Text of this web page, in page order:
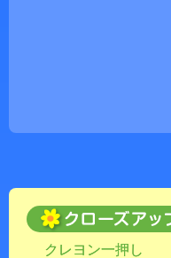
クレヨン一押し